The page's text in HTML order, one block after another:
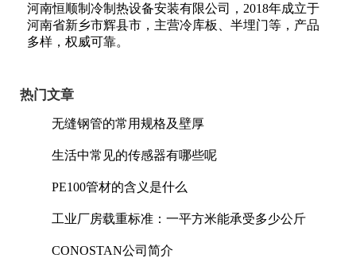
河南恒顺制冷制热设备安装有限公司，2018年成立于
河南省新乡市辉县市，主营冷库板、半埋门等，产品
多样，权威可靠。
热门文章
无缝钢管的常用规格及壁厚
生活中常见的传感器有哪些呢
PE100管材的含义是什么
工业厂房载重标准：一平方米能承受多少公斤
CONOSTAN公司简介